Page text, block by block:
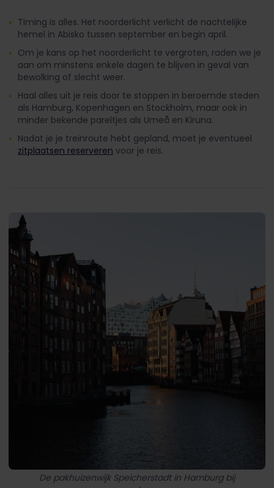
Timing is alles. Het noorderlicht verlicht de nachtelijke
hemel in Abisko tussen september en begin april.
Om je kans op het noorderlicht te vergroten, raden we je
aan om minstens enkele dagen te blijven in geval van
bewolking of slecht weer.
Haal alles uit je reis door te stoppen in beroemde steden
als Hamburg, Kopenhagen en Stockholm, maar ook in
minder bekende pareltjes als Umeå en Kiruna.
Nadat je je treinroute hebt gepland, moet je eventueel
zitplaatsen reserveren voor je reis.
De pakhuizenwijk Speicherstadt in Hamburg bij